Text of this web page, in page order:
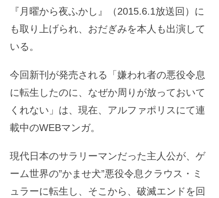
『月曜から夜ふかし』（2015.6.1放送回）に
も取り上げられ、おだぎみを本人も出演して
いる。
今回新刊が発売される「嫌われ者の悪役令息
に転生したのに、なぜか周りが放っておいて
くれない」は、現在、アルファポリスにて連
載中のWEBマンガ。
現代日本のサラリーマンだった主人公が、ゲ
ーム世界の”かませ犬”悪役令息クラウス・ミ
ュラーに転生し、そこから、破滅エンドを回